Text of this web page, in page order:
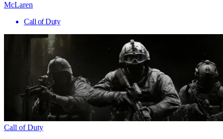
McLaren
Call of Duty
Call of Duty